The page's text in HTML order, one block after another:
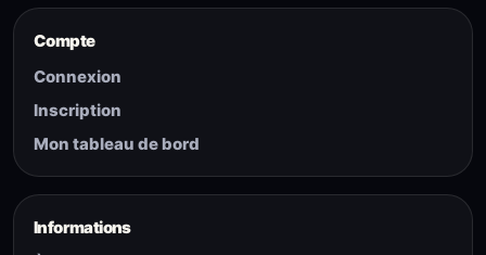
Compte
Connexion
Inscription
Mon tableau de bord
Informations